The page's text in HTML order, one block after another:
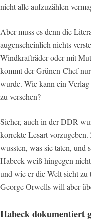
nicht alle aufzuzählen
Aber muss es denn die
augenscheinlich nichts
Windkrafträder oder mit
kommt der Grünen-Chef
wurde. Wie kann ein
zu versehen?
Sicher, auch in der DDR
korrekte Lesart
wussten, was sie taten, und
Habeck weiß hingegen
und wie er die Welt sieht
George Orwells will aber
Habeck dokumentiert